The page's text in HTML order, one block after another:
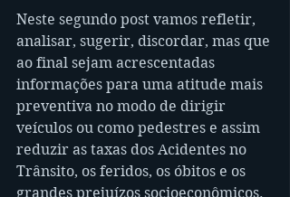
Neste segundo post vamos refletir,
analisar, sugerir, discordar, mas que
ao final sejam acrescentadas
informações para uma atitude mais
preventiva no modo de dirigir
veículos ou como pedestres e assim
reduzir as taxas dos Acidentes no
Trânsito, os feridos, os óbitos e os
grandes prejuízos socioeconômicos.